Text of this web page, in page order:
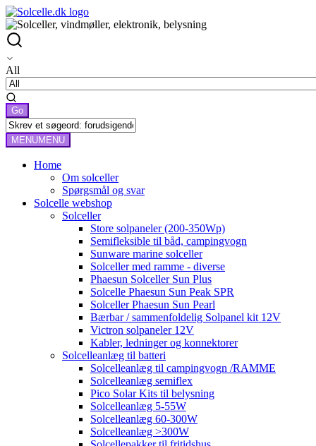
All
MENUMENU
Home
Om solceller
Spørgsmål og svar
Solcelle webshop
Solceller
Store solpaneler (200-350Wp)
Semifleksible til båd, campingvogn
Sunware marine solceller
Solceller med ramme - diverse
Phaesun Solceller Sun Plus
Solcelle Phaesun Sun Peak SPR
Solceller Phaesun Sun Pearl
Bærbar / sammenfoldelig Solpanel kit 12V
Victron solpaneler 12V
Kabler, ledninger og konnektorer
Solcelleanlæg til batteri
Solcelleanlæg til campingvogn /RAMME
Solcelleanlæg semiflex
Pico Solar Kits til belysning
Solcelleanlæg 5-55W
Solcelleanlæg 60-300W
Solcelleanlæg >300W